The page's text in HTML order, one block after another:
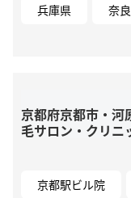
兵庫県 奈
京都府京都市・河
毛サロン・クリニ
京都駅ビル院